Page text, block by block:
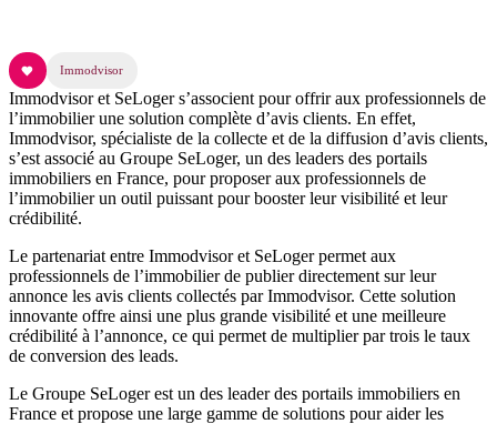
Immodvisor
Immodvisor et SeLoger s’associent pour offrir aux professionnels de
l’immobilier une solution complète d’avis clients. En effet,
Immodvisor, spécialiste de la collecte et de la diffusion d’avis clients,
s’est associé au Groupe SeLoger, un des leaders des portails
immobiliers en France, pour proposer aux professionnels de
l’immobilier un outil puissant pour booster leur visibilité et leur
crédibilité.
Le partenariat entre Immodvisor et SeLoger permet aux
professionnels de l’immobilier de publier directement sur leur
annonce les avis clients collectés par Immodvisor. Cette solution
innovante offre ainsi une plus grande visibilité et une meilleure
crédibilité à l’annonce, ce qui permet de multiplier par trois le taux
de conversion des leads.
Le Groupe SeLoger est un des leader des portails immobiliers en
France et propose une large gamme de solutions pour aider les